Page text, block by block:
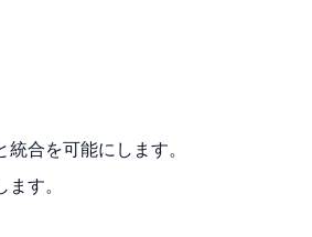
合を可能にします。
す。